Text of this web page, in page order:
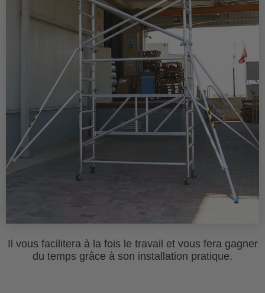
Il vous facilitera à la fois le travail et vous fera gagner
du temps grâce à son installation pratique.